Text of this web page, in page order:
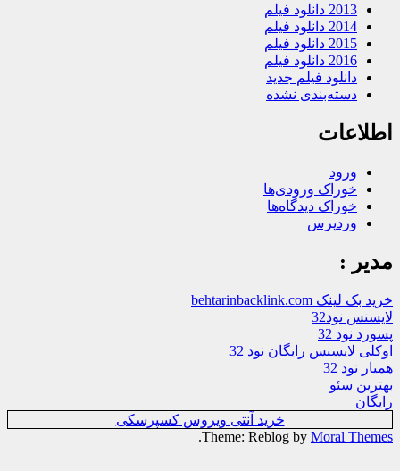
2013 دانلود فیلم
2014 دانلود فیلم
2015 دانلود فیلم
2016 دانلود فیلم
دانلود فیلم جدید
دسته‌بندی نشده
اطلاعات
ورود
خوراک ورودی‌ها
خوراک دیدگاه‌ها
وردپرس
مدیر :
خرید بک لینک behtarinbacklink.com
لایسنس نود32
پسورد نود 32
اوکلی لایسنس رایگان نود 32
همیار نود 32
بهترین سئو
رایگان
خرید آنتی ویروس کسپرسکی
Theme: Reblog by Moral Themes
.